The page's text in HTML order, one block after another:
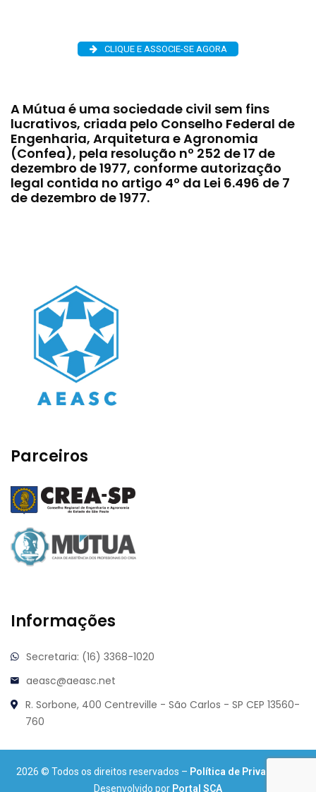
CLIQUE E ASSOCIE-SE AGORA
A Mútua é uma sociedade civil sem fins
lucrativos, criada pelo Conselho Federal de
Engenharia, Arquitetura e Agronomia
(Confea), pela resolução nº 252 de 17 de
dezembro de 1977, conforme autorização
legal contida no artigo 4º da Lei 6.496 de 7
de dezembro de 1977.
Parceiros
Informações
Secretaria: (16) 3368-1020
aeasc@aeasc.net
R. Sorbone, 400 Centreville - São Carlos - SP CEP 13560-
760
2026 © Todos os direitos reservados – Política de Privacidade
Desenvolvido por Portal SCA